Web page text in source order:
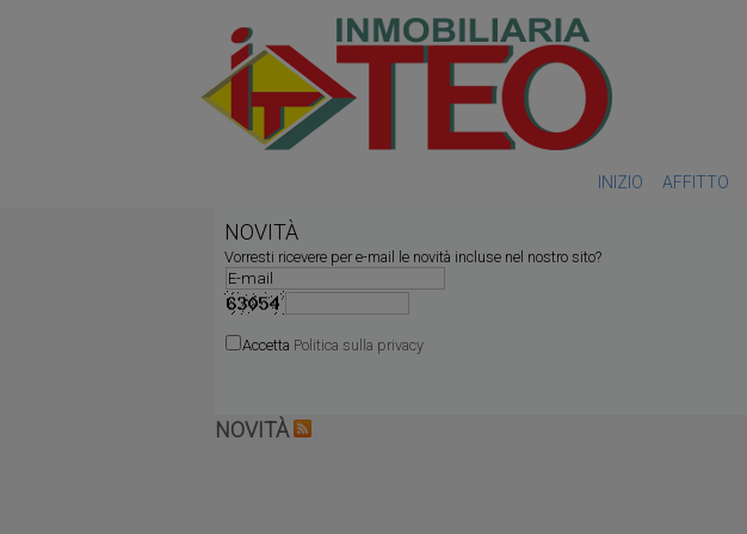
INIZIO AFFITTO
NOVITÀ
Vorresti ricevere per e-mail le novità incluse nel nostro sito?
Accetta Politica sulla privacy
NOVITÀ